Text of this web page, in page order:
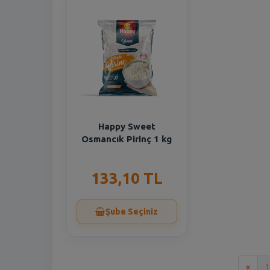
Happy Sweet
Osmancık Pirinç 1 kg
133,10 TL
Şube Seçiniz
« 1